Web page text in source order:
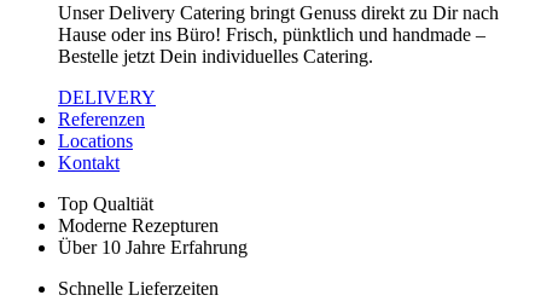
Unser Delivery Catering bringt Genuss direkt zu Dir nach
Hause oder ins Büro! Frisch, pünktlich und handmade –
Bestelle jetzt Dein individuelles Catering.
DELIVERY
Referenzen
Locations
Kontakt
Top Qualtiät
Moderne Rezepturen
Über 10 Jahre Erfahrung
Schnelle Lieferzeiten